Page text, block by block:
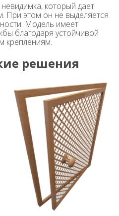
который дает
При этом он не выделяется
Модель имеет
благодаря устойчивой
креплениям.
решения